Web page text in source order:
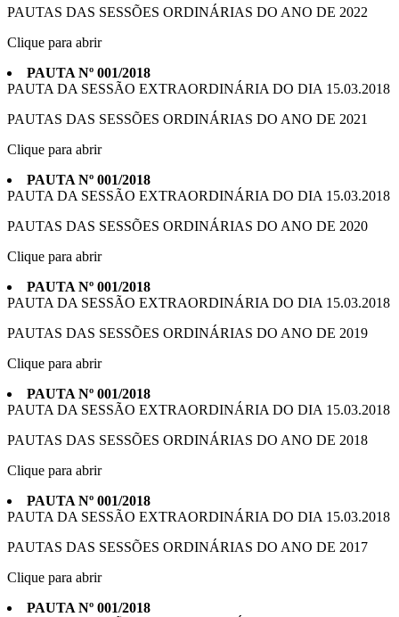
PAUTAS DAS SESSÕES ORDINÁRIAS DO ANO DE 2022
Clique para abrir
PAUTA Nº 001/2018
PAUTA DA SESSÃO EXTRAORDINÁRIA DO DIA 15.03.2018
PAUTAS DAS SESSÕES ORDINÁRIAS DO ANO DE 2021
Clique para abrir
PAUTA Nº 001/2018
PAUTA DA SESSÃO EXTRAORDINÁRIA DO DIA 15.03.2018
PAUTAS DAS SESSÕES ORDINÁRIAS DO ANO DE 2020
Clique para abrir
PAUTA Nº 001/2018
PAUTA DA SESSÃO EXTRAORDINÁRIA DO DIA 15.03.2018
PAUTAS DAS SESSÕES ORDINÁRIAS DO ANO DE 2019
Clique para abrir
PAUTA Nº 001/2018
PAUTA DA SESSÃO EXTRAORDINÁRIA DO DIA 15.03.2018
PAUTAS DAS SESSÕES ORDINÁRIAS DO ANO DE 2018
Clique para abrir
PAUTA Nº 001/2018
PAUTA DA SESSÃO EXTRAORDINÁRIA DO DIA 15.03.2018
PAUTAS DAS SESSÕES ORDINÁRIAS DO ANO DE 2017
Clique para abrir
PAUTA Nº 001/2018